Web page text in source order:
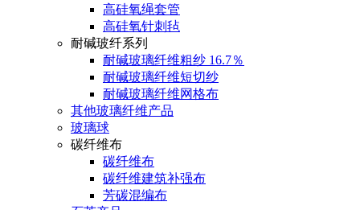
高硅氧绳套管
高硅氧针刺毡
耐碱玻纤系列
耐碱玻璃纤维粗纱 16.7％
耐碱玻璃纤维短切纱
耐碱玻璃纤维网格布
其他玻璃纤维产品
玻璃球
碳纤维布
碳纤维布
碳纤维建筑补强布
芳碳混编布